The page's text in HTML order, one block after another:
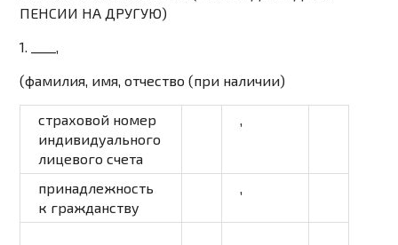
ПЕНСИИ НА ДРУГУЮ)
1.
____,
(фамилия, имя, отчество (при наличии)
страховой номер
индивидуального
лицевого счета
,
принадлежность
к гражданству
,